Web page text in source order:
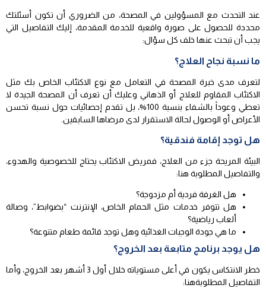
عند التحدث مع المسؤولين في المصحة، من الضروري أن تكون أسئلتك
محددة للحصول على صورة واقعية للخدمة المقدمة، إليك التفاصيل التي
يجب أن تبحث عنها خلف كل سؤال:
ما نسبة نجاح العلاج؟
لتعرف مدى خبرة المصحة في التعامل مع نوع الاكتئاب الخاص بك مثل
الاكتئاب المقاوم للعلاج أو الذهاني وعليك أن تعرف أن المصحة الجيدة لا
تعطي وعوداً بالشفاء بنسبة 100%، بل تقدم إحصائيات حول نسبة تحسن
الأعراض أو الوصول لحالة الاستقرار لدى مرضاها السابقين.
هل توجد إقامة فندقية؟
البيئة المريحة جزء من العلاج، فمريض الاكتئاب يحتاج للخصوصية والهدوء،
والتفاصيل المطلوبة هنا:
هل الغرفة فردية أم مزدوجة؟
هل تتوفر خدمات مثل الحمام الخاص، الإنترنت “بضوابط”، وصالة
ألعاب رياضية؟
ما هي جودة الوجبات الغذائية وهل توجد قائمة طعام متنوعة؟
هل يوجد برنامج متابعة بعد الخروج؟
خطر الانتكاس يكون في أعلى مستوياته خلال أول 3 أشهر بعد الخروج، وأما
التفاصيل المطلوبةهنا: